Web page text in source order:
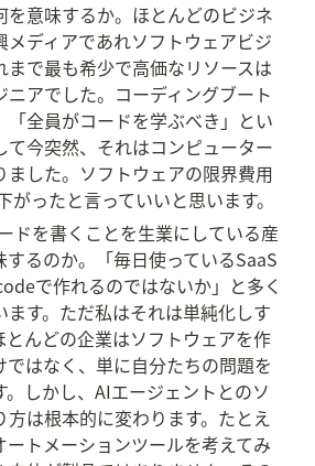
を意味するか。ほとんどのビジネ
ディアであれソフトウェアビジ
で最も希少で高価なリソースは
ニアでした。コーディングブート
「全員がコードを学ぶべき」とい
て今突然、それはコンピューター
ました。ソフトウェアの限界費用
がったと言っていいと思います。
ドを書くことを生業にしている産
るのか。「毎日使っているSaaS
で作れるのではないか」と多く
ます。ただ私はそれは単純化しす
とんどの企業はソフトウェアを作
ではなく、単に自分たちの問題を
しかし、AIエージェントとのソ
方は根本的に変わります。たとえ
ートメーションツールを考えてみ